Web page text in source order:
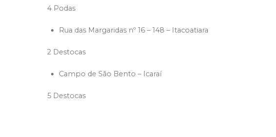
4 Podas
Rua das Margaridas nº 16 – 148 – Itacoatiara
2 Destocas
Campo de São Bento – Icaraí
5 Destocas